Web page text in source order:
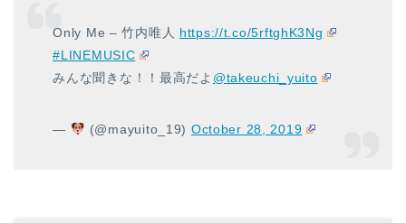
Only Me – 竹内唯人 https://t.co/5rftghK3Ng
#LINEMUSIC
みんな聞きな！！最高だよ @takeuchi_yuito
— (@mayuito_19) October 28, 2019